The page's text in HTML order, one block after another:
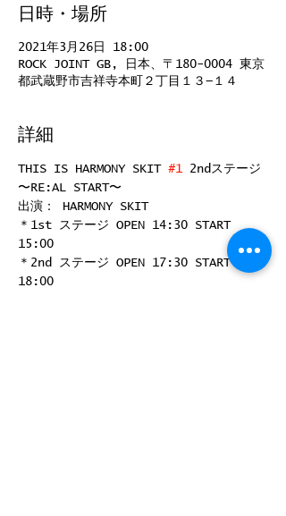
日時・場所
2021年3月26日 18:00
ROCK JOINT GB, 日本、〒180-0004 東京
都武蔵野市吉祥寺本町２丁目１３−１４
詳細
THIS IS HARMONY SKIT #1 2ndステージ
〜RE:AL START〜
出演： HARMONY SKIT
＊1st ステージ OPEN 14:30 START
15:00
＊2nd ステージ OPEN 17:30 START
18:00